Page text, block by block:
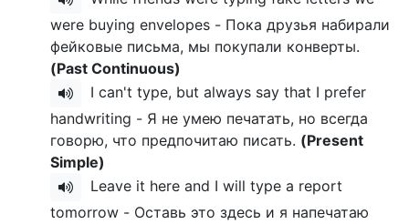
were buying envelopes - Пока друзья набирали
фейковые письма, мы покупали конверты.
(Past Continuous)
I can't type, but always say that I prefer
handwriting - Я не умею печатать, но всегда
говорю, что предпочитаю писать. (Present
Simple)
Leave it here and I will type a report
tomorrow - Оставь это здесь и я напечатаю